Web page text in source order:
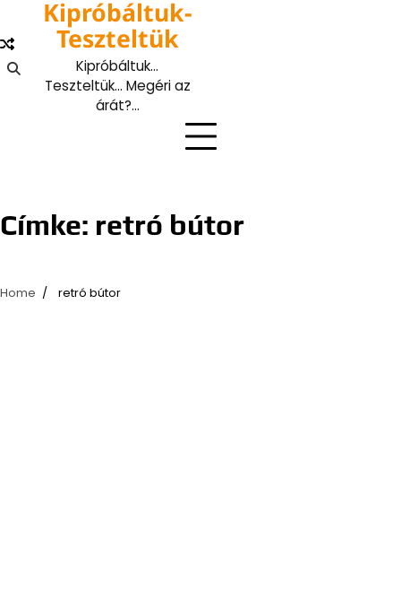
content
Kipróbáltuk-
Teszteltük
Kipróbáltuk…
Teszteltük… Megéri az
árát?…
Címke: retró bútor
Home retró bútor